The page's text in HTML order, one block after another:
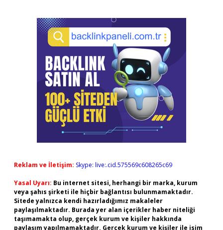
Reklam ve İletişim: Skype: live:.cid.575569c608265c69
Yasal Uyarı: Bu internet sitesi, herhangi bir marka, kurum
veya şahıs şirketi ile hiçbir bağlantısı bulunmamaktadır.
Sitede yalnızca kendi hazırladığımız makaleler
paylaşılmaktadır. Burada yer alan içerikler haber niteliği
taşımamakta olup, gerçek kurum ve kişiler hakkında
paylaşım yapılmamaktadır. Gerçek kurum ve kişiler ile isim